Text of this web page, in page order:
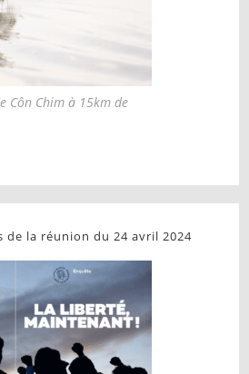
Côn Chim à 15km de
de la réunion du 24 avril 2024